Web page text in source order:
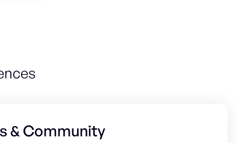
& Community